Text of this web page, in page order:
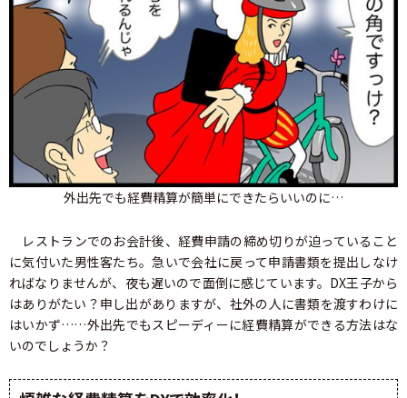
外出先でも経費精算が簡単にできたらいいのに…
レストランでのお会計後、経費申請の締め切りが迫っていること
に気付いた男性客たち。急いで会社に戻って申請書類を提出しなけ
ればなりませんが、夜も遅いので面倒に感じています。DX王子から
はありがたい？申し出がありますが、社外の人に書類を渡すわけに
はいかず……外出先でもスピーディーに経費精算ができる方法はな
いのでしょうか？